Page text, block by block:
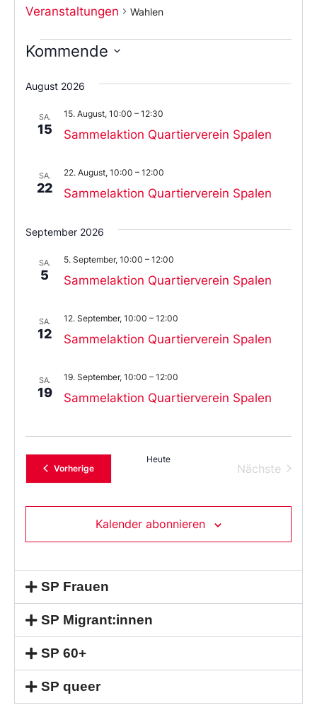
Veranstaltungen Wahlen
Kommende
Sie
das
aus.
August 2026
SA.
15 Sammelaktion Quartierverein Spalen
15. August, 10:00 – 12:30
SA.
22 Sammelaktion Quartierverein Spalen
22. August, 10:00 – 12:00
September 2026
SA.
5 Sammelaktion Quartierverein Spalen
5. September, 10:00 – 12:00
SA.
12 Sammelaktion Quartierverein Spalen
12. September, 10:00 – 12:00
SA.
19 Sammelaktion Quartierverein Spalen
19. September, 10:00 – 12:00
VorherigeVeranstaltungen
Heute
Nächste
Kalender abonnieren
SP Frauen
SP Migrant:innen
SP 60+
SP queer